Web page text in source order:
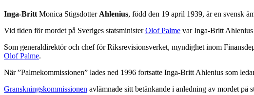
Inga-Britt Monica Stigsdotter Ahlenius, född den 19 april 1939, är en svensk
Vid tiden för mordet på Sveriges statsministerOlof Palme var Inga-Britt Ahlenius
Som generaldirektör och chef för Riksrevisionsverket, myndighet inom
Olof Palme.
När ”Palmekommissionen” lades ned 1996 fortsatte Inga-Britt Ahlenius som
Granskningskommissionen avlämnade sitt betänkande i anledning av mordet